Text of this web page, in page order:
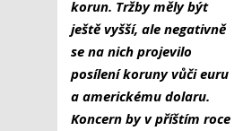
korun. Tržby měly být
ještě vyšší, ale negativně
se na nich projevilo
posílení koruny vůči euru
a americkému dolaru.
Koncern by v příštím roce